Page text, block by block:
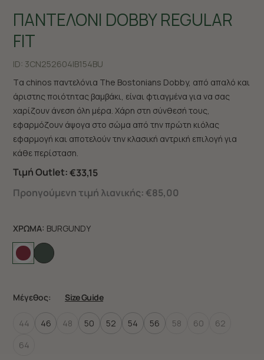
ΠΑΝΤΕΛΟΝΙ DOBBY REGULAR
FIT
ID: 3CN252604|B154BU
Tα chinos παντελόνια The Bostonians Dobby, από απαλό και
άριστης ποιότητας βαμβάκι, είναι φτιαγμένα για να σας
χαρίζουν άνεση όλη μέρα. Χάρη στη σύνθεσή τους,
εφαρμόζουν άψογα στο σώμα από την πρώτη κιόλας
εφαρμογή και αποτελούν την κλασική αντρική επιλογή για
κάθε περίσταση.
Τιμή Outlet:€33,15
Προηγούμενη τιμή λιανικής: €85,00
ΧΡΩΜΑ: BURGUNDY
Μέγεθος: Size Guide
44 46 48 50 52 54 56 58 60
62
64